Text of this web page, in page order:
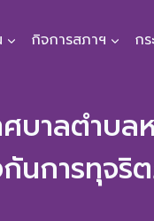
กิจการสภาฯ ก
บาลตำบล
การทุจริต